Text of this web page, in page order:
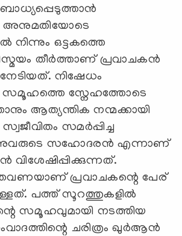
അനുമതിയോടെ
നിന്നും ഒട്ടകത്തെ
തീർത്താണ് പ്രവാചകൻ
നേടിയത്. നിഷേധം
സമൂഹത്തെ സ്നേഹത്തോടെ
ആത്യന്തിക നന്മക്കായി
സമർപ്പിച്ച
സഹോദരൻ എന്നാണ്
പ്രവാചകന്റെ പേര്
പത്ത് സൂറത്തുകളിൽ
സമൂഹവുമായി നടത്തിയ
ചരിത്രം ഖുർആൻ